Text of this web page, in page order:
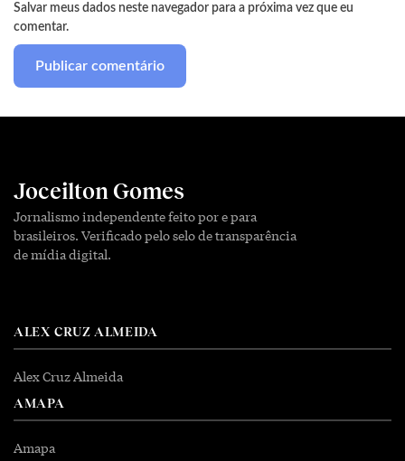
Salvar meus dados neste navegador para a próxima vez que eu
comentar.
Joceilton Gomes
Jornalismo independente feito por e para
brasileiros. Verificado pelo selo de transparência
de mídia digital.
ALEX CRUZ ALMEIDA
Alex Cruz Almeida
AMAPA
Amapa